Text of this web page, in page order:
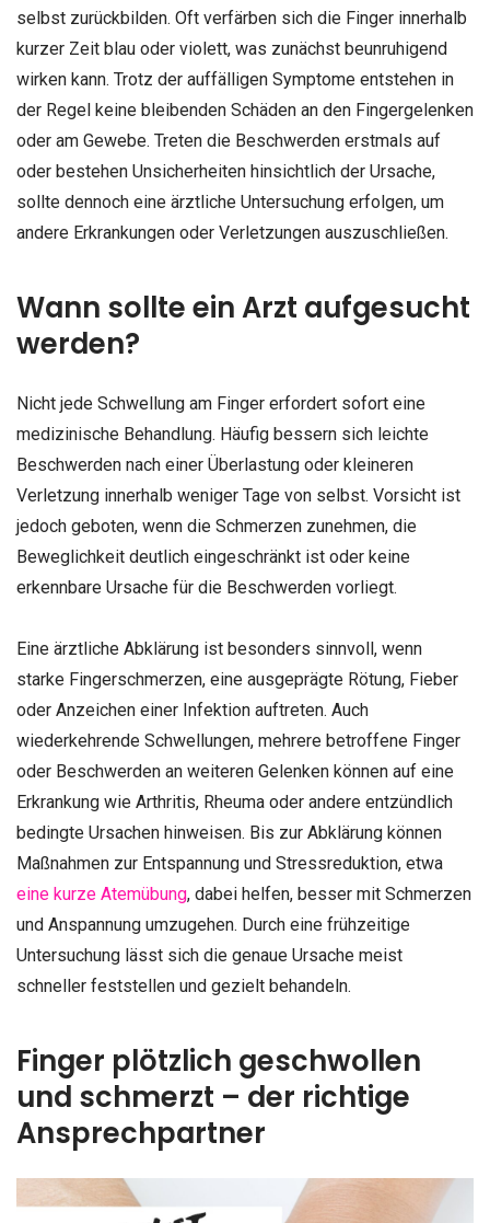
selbst zurückbilden. Oft verfärben sich die Finger innerhalb
kurzer Zeit blau oder violett, was zunächst beunruhigend
wirken kann. Trotz der auffälligen Symptome entstehen in
der Regel keine bleibenden Schäden an den Fingergelenken
oder am Gewebe. Treten die Beschwerden erstmals auf
oder bestehen Unsicherheiten hinsichtlich der Ursache,
sollte dennoch eine ärztliche Untersuchung erfolgen, um
andere Erkrankungen oder Verletzungen auszuschließen.
Wann sollte ein Arzt aufgesucht
werden?
Nicht jede Schwellung am Finger erfordert sofort eine
medizinische Behandlung. Häufig bessern sich leichte
Beschwerden nach einer Überlastung oder kleineren
Verletzung innerhalb weniger Tage von selbst. Vorsicht ist
jedoch geboten, wenn die Schmerzen zunehmen, die
Beweglichkeit deutlich eingeschränkt ist oder keine
erkennbare Ursache für die Beschwerden vorliegt.
Eine ärztliche Abklärung ist besonders sinnvoll, wenn
starke Fingerschmerzen, eine ausgeprägte Rötung, Fieber
oder Anzeichen einer Infektion auftreten. Auch
wiederkehrende Schwellungen, mehrere betroffene Finger
oder Beschwerden an weiteren Gelenken können auf eine
Erkrankung wie Arthritis, Rheuma oder andere entzündlich
bedingte Ursachen hinweisen. Bis zur Abklärung können
Maßnahmen zur Entspannung und Stressreduktion, etwa
eine kurze Atemübung, dabei helfen, besser mit Schmerzen
und Anspannung umzugehen. Durch eine frühzeitige
Untersuchung lässt sich die genaue Ursache meist
schneller feststellen und gezielt behandeln.
Finger plötzlich geschwollen
und schmerzt – der richtige
Ansprechpartner